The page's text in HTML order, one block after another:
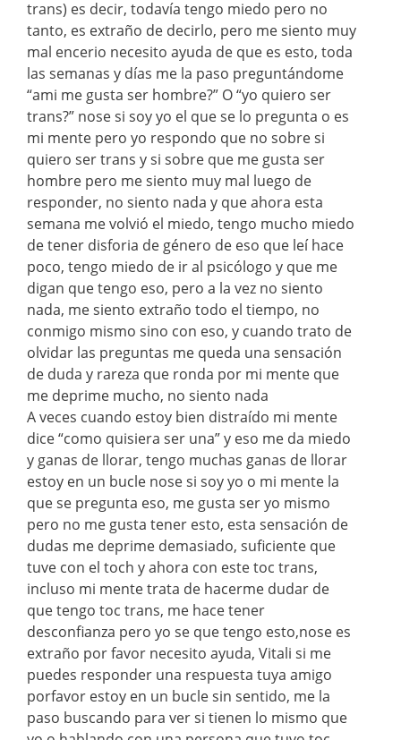
trans) es decir, todavía tengo miedo pero no
tanto, es extraño de decirlo, pero me siento muy
mal encerio necesito ayuda de que es esto, toda
las semanas y días me la paso preguntándome
“ami me gusta ser hombre?” O “yo quiero ser
trans?” nose si soy yo el que se lo pregunta o es
mi mente pero yo respondo que no sobre si
quiero ser trans y si sobre que me gusta ser
hombre pero me siento muy mal luego de
responder, no siento nada y que ahora esta
semana me volvió el miedo, tengo mucho miedo
de tener disforia de género de eso que leí hace
poco, tengo miedo de ir al psicólogo y que me
digan que tengo eso, pero a la vez no siento
nada, me siento extraño todo el tiempo, no
conmigo mismo sino con eso, y cuando trato de
olvidar las preguntas me queda una sensación
de duda y rareza que ronda por mi mente que
me deprime mucho, no siento nada
A veces cuando estoy bien distraído mi mente
dice “como quisiera ser una” y eso me da miedo
y ganas de llorar, tengo muchas ganas de llorar
estoy en un bucle nose si soy yo o mi mente la
que se pregunta eso, me gusta ser yo mismo
pero no me gusta tener esto, esta sensación de
dudas me deprime demasiado, suficiente que
tuve con el toch y ahora con este toc trans,
incluso mi mente trata de hacerme dudar de
que tengo toc trans, me hace tener
desconfianza pero yo se que tengo esto,nose es
extraño por favor necesito ayuda, Vitali si me
puedes responder una respuesta tuya amigo
porfavor estoy en un bucle sin sentido, me la
paso buscando para ver si tienen lo mismo que